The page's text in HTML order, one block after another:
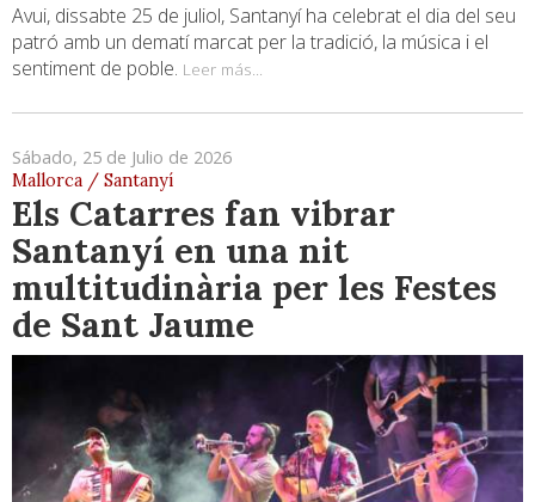
Avui, dissabte 25 de juliol, Santanyí ha celebrat el dia del seu
patró amb un dematí marcat per la tradició, la música i el
sentiment de poble. Leer más...
Sábado, 25 de Julio de 2026
Mallorca / Santanyí
Els Catarres fan vibrar
Santanyí en una nit
multitudinària per les Festes
de Sant Jaume